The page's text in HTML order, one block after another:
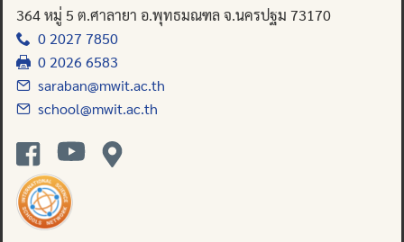
364 หมู่ 5 ต.ศาลายา อ.พุทธมณฑล จ.นครปฐม 73170
0 2027 7850
0 2026 6583
saraban@mwit.ac.th
school@mwit.ac.th